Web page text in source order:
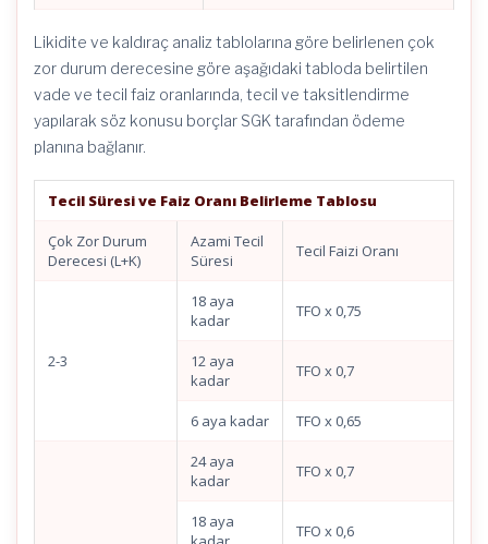
Likidite ve kaldıraç analiz tablolarına göre belirlenen çok
zor durum derecesine göre aşağıdaki tabloda belirtilen
vade ve tecil faiz oranlarında, tecil ve taksitlendirme
yapılarak söz konusu borçlar SGK tarafından ödeme
planına bağlanır.
Tecil Süresi ve Faiz Oranı Belirleme Tablosu
Çok Zor Durum
Derecesi (L+K)
Azami Tecil
Süresi
Tecil Faizi Oranı
2-3
18 aya
kadar
TFO x 0,75
12 aya
kadar
TFO x 0,7
6 aya kadar TFO x 0,65
24 aya
kadar
TFO x 0,7
18 aya
TFO x 0,6